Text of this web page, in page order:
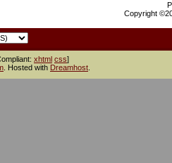
Copyright
xhtml css]
. Hosted with Dreamhost